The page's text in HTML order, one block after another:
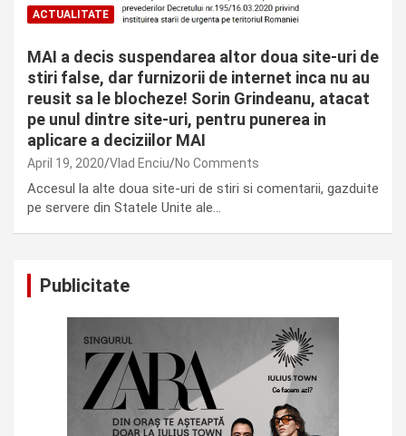
ACTUALITATE
MAI a decis suspendarea altor doua site-uri de
stiri false, dar furnizorii de internet inca nu au
reusit sa le blocheze! Sorin Grindeanu, atacat
pe unul dintre site-uri, pentru punerea in
aplicare a deciziilor MAI
April 19, 2020 Vlad Enciu No Comments
Accesul la alte doua site-uri de stiri si comentarii, gazduite
pe servere din Statele Unite ale…
Publicitate